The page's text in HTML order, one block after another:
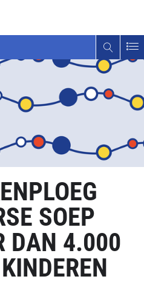
SOEP
DAN 4.000